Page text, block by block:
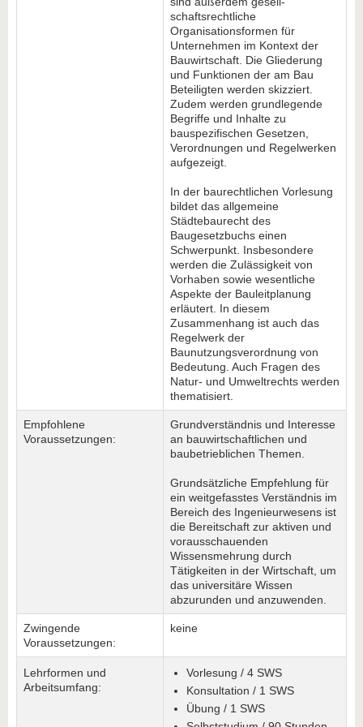
schaftsrecht­liche
Organisationsformen für
Unternehmen im Kontext der
Bauwirtschaft. Die Gliederung
und Funktionen der am Bau
Beteiligten werden skizziert.
Zudem werden grund­legende
Begriffe und Inhalte zu
bauspezifischen Gesetzen,
Verordnungen und Regelwerken
aufgezeigt.
In der baurechtlichen Vorlesung
bildet das allgemeine
Städtebaurecht des
Baugesetzbuchs einen
Schwerpunkt. Insbesondere
werden die Zulässigkeit von
Vorhaben sowie wesentliche
Aspekte der Bauleitplanung
erläutert. In diesem
Zusammenhang ist auch das
Regelwerk der
Baunutzungsverordnung von
Bedeutung. Auch Fragen des
Natur- und Umweltrechts werden
thematisiert.
Empfohlene
Voraussetzungen:
Grundverständnis und Interesse
an bauwirtschaftlichen und
baubetrieblichen Themen.
Grundsätzliche Empfehlung für
ein weitgefasstes Verständnis im
Bereich des Ingenieurwesens ist
die Bereitschaft zur aktiven und
vorausschauenden
Wissensmehrung durch
Tätigkeiten in der Wirtschaft, um
das universitäre Wissen
abzurunden und anzuwenden.
Zwingende
Voraussetzungen:
keine
Lehrformen und
Arbeitsumfang:
Vorlesung / 4 SWS
Konsultation / 1 SWS
Übung / 1 SWS